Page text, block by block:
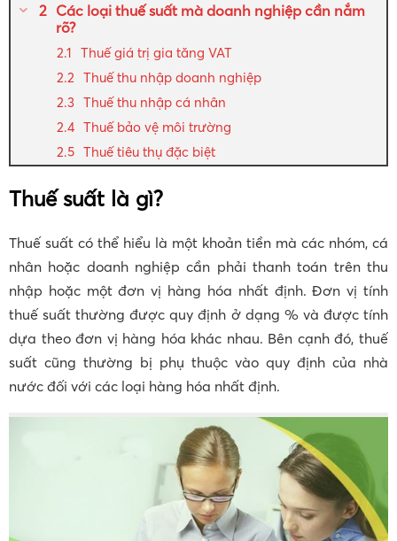
Các loại thuế suất mà doanh nghiệp cần nắm
rõ?
Thuế giá trị gia tăng VAT
Thuế thu nhập doanh nghiệp
Thuế thu nhập cá nhân
Thuế bảo vệ môi trường
Thuế tiêu thụ đặc biệt
Thuế suất là gì?
Thuế suất có thể hiểu là một khoản tiền mà các nhóm, cá
nhân hoặc doanh nghiệp cần phải thanh toán trên thu
nhập hoặc một đơn vị hàng hóa nhất định. Đơn vị tính
thuế suất thường được quy định ở dạng % và được tính
dựa theo đơn vị hàng hóa khác nhau. Bên cạnh đó, thuế
suất cũng thường bị phụ thuộc vào quy định của nhà
nước đối với các loại hàng hóa nhất định.